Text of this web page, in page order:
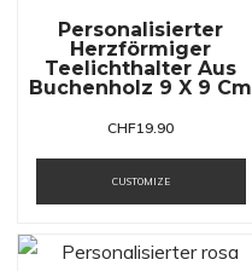
Personalisierter
Herzförmiger
Teelichthalter Aus
Buchenholz 9 X 9 Cm
CHF19.90
CUSTOMIZE